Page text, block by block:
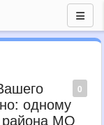
0
одному
района МО